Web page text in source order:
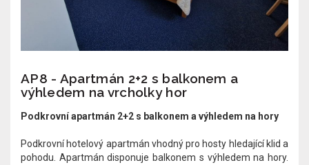
AP8 - Apartmán 2+2 s balkonem a
výhledem na vrcholky hor
Podkrovní apartmán 2+2 s balkonem a výhledem na hory
Podkrovní hotelový apartmán vhodný pro hosty hledající klid a
pohodu. Apartmán disponuje balkonem s výhledem na hory.